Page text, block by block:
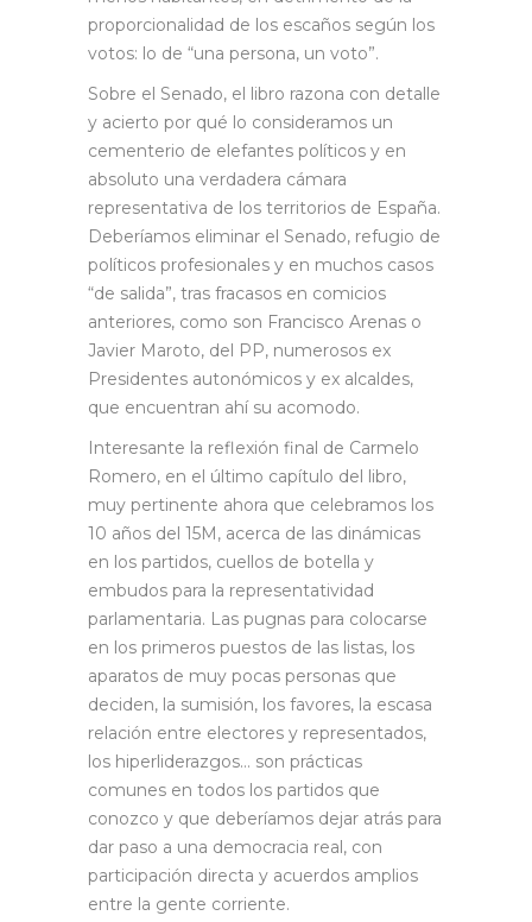
proporcionalidad de los escaños según los
votos: lo de “una persona, un voto”.
Sobre el Senado, el libro razona con detalle
y acierto por qué lo consideramos un
cementerio de elefantes políticos y en
absoluto una verdadera cámara
representativa de los territorios de España.
Deberíamos eliminar el Senado, refugio de
políticos profesionales y en muchos casos
“de salida”, tras fracasos en comicios
anteriores, como son Francisco Arenas o
Javier Maroto, del PP, numerosos ex
Presidentes autonómicos y ex alcaldes,
que encuentran ahí su acomodo.
Interesante la reflexión final de Carmelo
Romero, en el último capítulo del libro,
muy pertinente ahora que celebramos los
10 años del 15M, acerca de las dinámicas
en los partidos, cuellos de botella y
embudos para la representatividad
parlamentaria. Las pugnas para colocarse
en los primeros puestos de las listas, los
aparatos de muy pocas personas que
deciden, la sumisión, los favores, la escasa
relación entre electores y representados,
los hiperliderazgos… son prácticas
comunes en todos los partidos que
conozco y que deberíamos dejar atrás para
dar paso a una democracia real, con
participación directa y acuerdos amplios
entre la gente corriente.